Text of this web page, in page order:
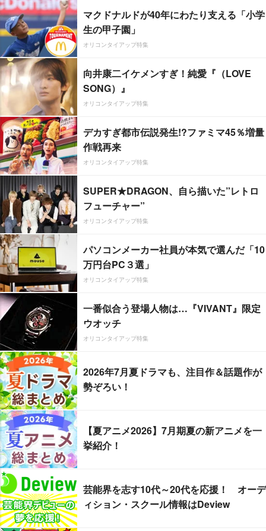
マクドナルドが40年にわたり支える「小学
生の甲子園」
オリコンタイアップ特集
向井康二イケメンすぎ！純愛『（LOVE
SONG）』
オリコンタイアップ特集
デカすぎ都市伝説発生!?ファミマ45％増量
作戦再来
オリコンタイアップ特集
SUPER★DRAGON、自ら描いた”レトロ
フューチャー”
オリコンタイアップ特集
パソコンメーカー社員が本気で選んだ「10
万円台PC３選」
オリコンタイアップ特集
一番似合う登場人物は…『VIVANT』限定
ウオッチ
オリコンタイアップ特集
2026年7月夏ドラマも、注目作＆話題作が
勢ぞろい！
【夏アニメ2026】7月期夏の新アニメを一
挙紹介！
芸能界を志す10代～20代を応援！ オーデ
ィション・スクール情報はDeview